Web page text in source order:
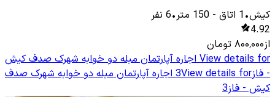
کیش•
1 اتاق -
150 متر•
6 نفر
4.92
از۸۰۰٬۰۰۰ تومان
View details for اجاره آپارتمان مبله دو خوابه شهرک صدف کیش
- فاز3View details for اجاره آپارتمان مبله دو خوابه شهرک صدف
کیش - فاز3